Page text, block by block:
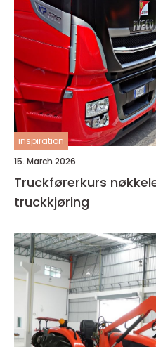
inspiration
15. March 2026
Truckførerkurs nøkkelen til trygg og effektiv
truckkjøring